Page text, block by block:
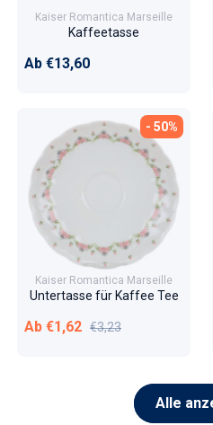
Kaiser Romantica Marseille
Kaffeetasse
Normaler Preis
Ab €13,60
- 50%
Kaiser Romantica Marseille
Untertasse für Kaffee Tee
Verkaufspreis
Ab €1,62 Normaler Preis
€3,23
Alle